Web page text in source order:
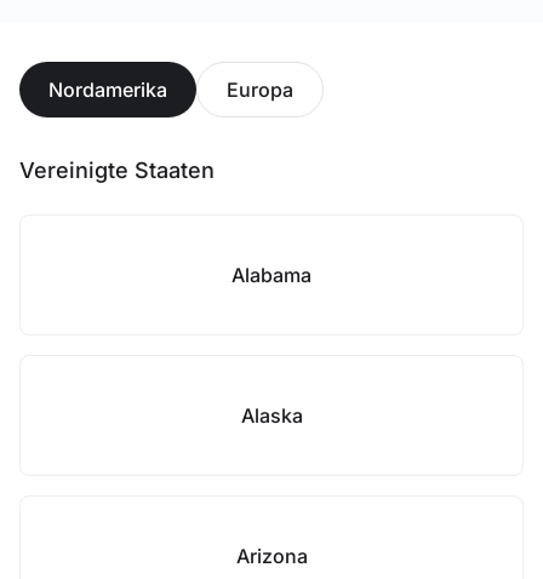
Nordamerika Europa
Vereinigte Staaten
Alabama
Alaska
Arizona